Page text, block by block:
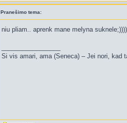
Pranešimo tema:
niu pliam.. aprenk mane melyna
Si vis amari, ama (Seneca) – Jei nori, kad